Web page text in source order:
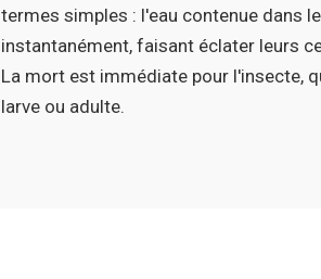
termes simples : l'eau contenue dans
instantanément, faisant éclater leurs
La mort est immédiate pour l'insecte,
larve ou adulte.